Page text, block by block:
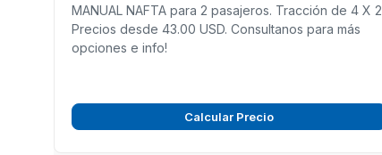
MANUAL NAFTA para 2 pasajeros. Tracción de 4 X 2
Precios desde 43.00 USD. Consultanos para más
opciones e info!
Calcular Precio